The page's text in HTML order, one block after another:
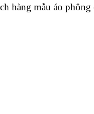
hàng mẫu áo phông